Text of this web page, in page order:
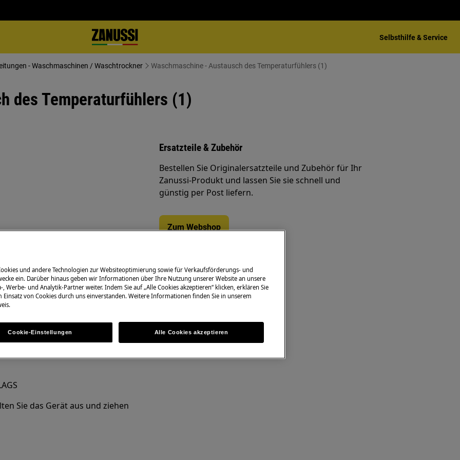
Selbsthilfe & Service
- Waschmaschinen / Waschtrockner Waschmaschine - Austausch des Temperaturfühlers (1)
des Temperaturfühlers (1)
im Benutzerhandbuch
durchführen.
Sie das Gerät aus und ziehen
Ersatzteile & Zubehör
Bestellen Sie Originalersatzteile und Zubehör für Ihr
Zanussi-Produkt und lassen Sie sie schnell und
günstig per Post liefern.
Zum Webshop
und andere Technologien zur Websiteoptimierung sowie für Verkaufsförderungs- und
ein. Darüber hinaus geben wir Informationen über Ihre Nutzung unserer Website an unsere
, Werbe- und Analytik-Partner weiter. Indem Sie auf „Alle Cookies akzeptieren“ klicken, erklären Sie
Einsatz von Cookies durch uns einverstanden. Weitere Informationen finden Sie in unserem
Cookie-Einstellungen Alle Cookies akzeptieren